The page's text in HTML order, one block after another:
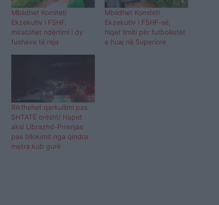
Mblidhet Komiteti
Ekzekutiv i FSHF,
miratohet ndërtimi i dy
fushave të reja
Mblidhet Komiteti
Ekzekutiv i FSHF-së,
hiqet limiti për futbollistët
e huaj në Superiore
Rikthehet qarkullimi pas
SHTATË orësh!/ Hapet
aksi Librazhd-Prrenjas
pas bllokimit nga qindra
metra kub gurë